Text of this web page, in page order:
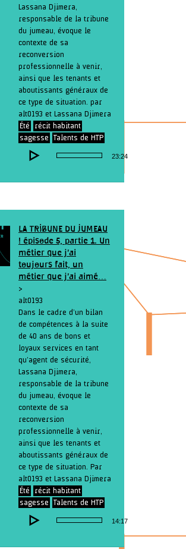
Lassana Djimera,
responsable de la tribune
du jumeau, évoque le
contexte de sa
reconversion
professionnelle à venir,
ainsi que les tenants et
aboutissants généraux de
ce type de situation. par
alt0193 et Lassana Djimera
Été
récit habitant
sagesse
Talents de HTP
Lecteur
audio
23:24
LA TRIBUNE DU JUMEAU
! épisode 5, partie 1. Un
métier que j’ai
toujours fait, un
métier que j’ai aimé…
>
alt0193
Dans le cadre d’un bilan
de compétences à la suite
de 40 ans de bons et
loyaux services en tant
qu’agent de sécurité,
Lassana Djimera,
responsable de la tribune
du jumeau, évoque le
contexte de sa
reconversion
professionnelle à venir,
ainsi que les tenants et
aboutissants généraux de
ce type de situation. Par
alt0193 et Lassana Djimera
Été
récit habitant
sagesse
Talents de HTP
Lecteur
audio
14:17